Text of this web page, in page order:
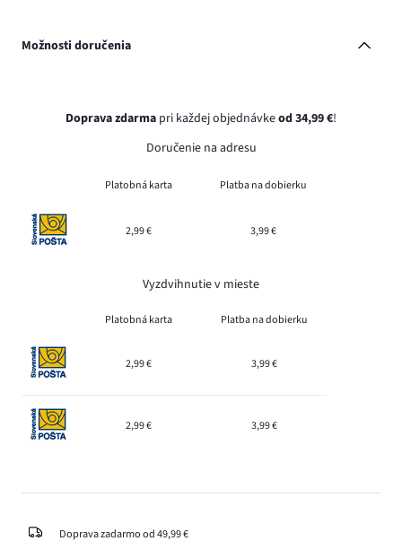
Možnosti doručenia
Doprava zdarma pri každej objednávkeod 34,99 €!
Doručenie na adresu
Platobná karta Platba na dobierku
2,99 € 3,99 €
Vyzdvihnutie v mieste
Platobná karta Platba na dobierku
2,99 € 3,99 €
2,99 € 3,99 €
Doprava zadarmo od 49,99 €